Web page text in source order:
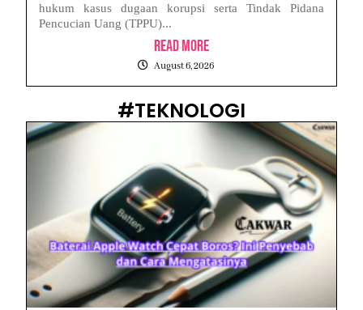
hukum kasus dugaan korupsi serta Tindak Pidana
Pencucian Uang (TPPU)...
Read More
August 6, 2026
#TEKNOLOGI